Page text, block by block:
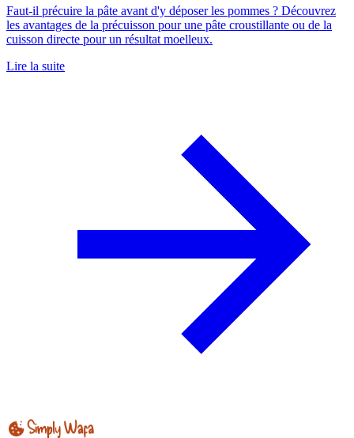
Faut-il précuire la pâte avant d'y déposer les pommes ? Découvrez
les avantages de la précuisson pour une pâte croustillante ou de la
cuisson directe pour un résultat moelleux.
Lire la suite